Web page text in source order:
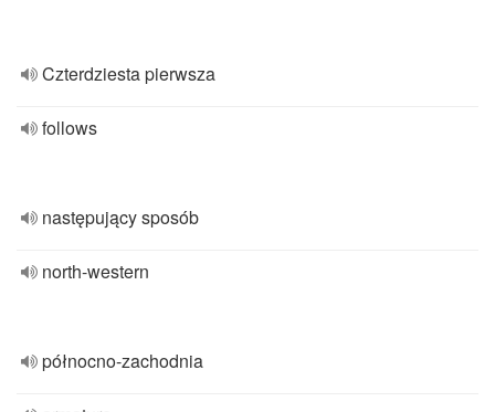
Czterdziesta pierwsza
follows
następujący sposób
north-western
północno-zachodnia